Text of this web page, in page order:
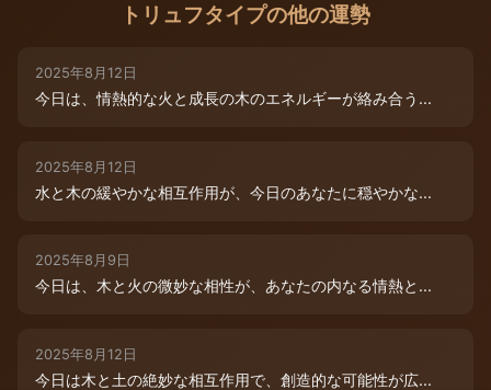
トリュフタイプの他の運勢
2025年8月12日
今日は、情熱的な火と成長の木のエネルギーが絡み合う...
2025年8月12日
水と木の緩やかな相互作用が、今日のあなたに穏やかな...
2025年8月9日
今日は、木と火の微妙な相性が、あなたの内なる情熱と...
2025年8月12日
今日は木と土の絶妙な相互作用で、創造的な可能性が広...